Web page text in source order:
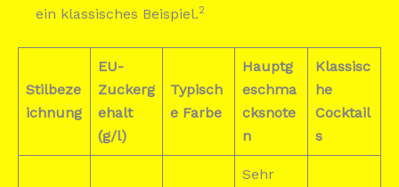
ein klassisches Beispiel.2
Stilbeze
ichnung
EU-
Zuckerg
ehalt
(g/l)
Typisch
e Farbe
Hauptg
eschma
cksnote
n
Klassisc
he
Cocktail
s
Sehr